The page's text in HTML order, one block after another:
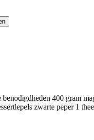
400 gram
zwarte peper 1